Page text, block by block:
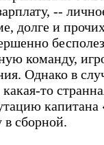
--
долге и
команду,
Однако в
то
капитана
в сборной.